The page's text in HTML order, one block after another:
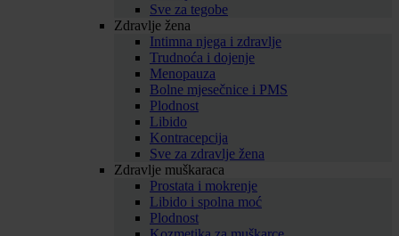
Sve za tegobe
Zdravlje žena
Intimna njega i zdravlje
Trudnoća i dojenje
Menopauza
Bolne mjesečnice i PMS
Plodnost
Libido
Kontracepcija
Sve za zdravlje žena
Zdravlje muškaraca
Prostata i mokrenje
Libido i spolna moć
Plodnost